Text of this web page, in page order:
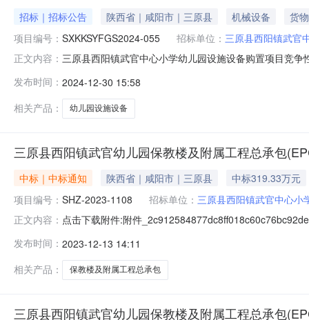
招标｜招标公告 陕西省｜咸阳市｜三原县 机械设备
货物
项目编号： SXKKSYFGS2024-055 招标单位： 三原县西阳镇武官
正文内容： 三原县西阳镇武官中心小学幼儿园设施设备购置项目竞
目名称：三原县西阳镇武官中心小学幼儿园设施设备购
1(三原县西阳
发布时间： 2024-12-30 15:58
相关产品：
幼儿园设施设备
三原县西阳镇武官幼儿园保教楼及附属工程总承包
中标｜中标通知 陕西省｜咸阳市｜三原县
中标319.33万元
项目编号： SHZ-2023-1108 招标单位： 三原县西阳镇武官中心小
正文内容： 点击下载附件:附件
元二、其他：三、监督部门本招标项目的监督部门为三
发布时间： 2023-12-13 14:11
相关产品：
保教楼及附属工程总承包
三原县西阳镇武官幼儿园保教楼及附属工程总承包